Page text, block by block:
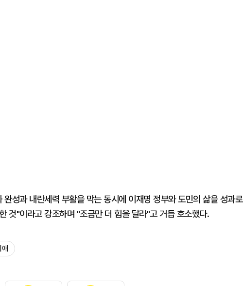
성과 내란세력 부활을 막는 동시에 이재명 정부와 도민의 삶을 성과로
것"이라고 강조하며 "조금만 더 힘을 달라"고 거듭 호소했다.